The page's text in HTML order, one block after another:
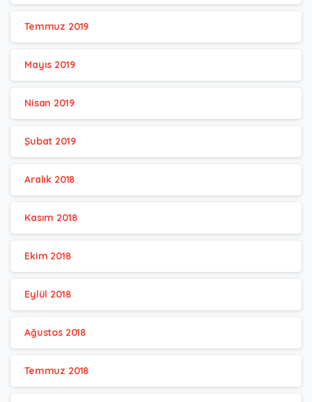
Temmuz 2019
Mayıs 2019
Nisan 2019
Şubat 2019
Aralık 2018
Kasım 2018
Ekim 2018
Eylül 2018
Ağustos 2018
Temmuz 2018